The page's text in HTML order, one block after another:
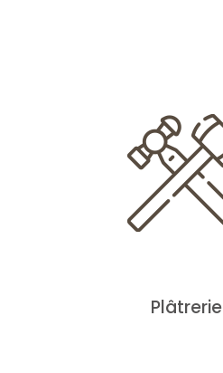
Plâtrerie